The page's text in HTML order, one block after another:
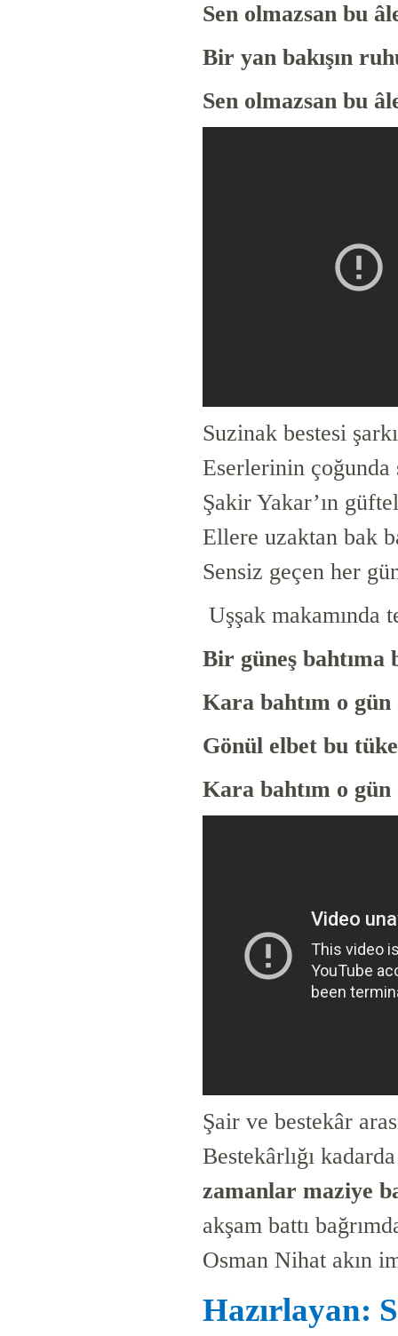
Sen olmazsan bu
Bir yan bakışın
Sen olmazsan bu
Suzinak bestesi
Eserlerinin
Şakir Yakar’ın
Ellere uzaktan bak
Sensiz geçen her
Uşşak makamında
Bir güneş bahtıma
Kara bahtım o gün
Gönül elbet bu
Kara bahtım o gün
Şair ve bestekâr
Bestekârlığı
zamanlar maziye
akşam battı
Osman Nihat akın
Hazırlayan: